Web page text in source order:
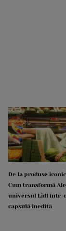
De la produse
Cum transformă
universul Lidl într-
capsulă inedită